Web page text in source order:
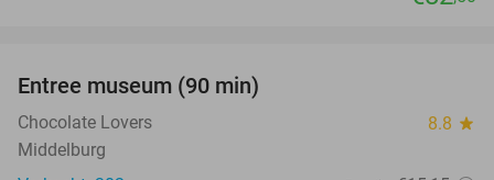
Entree museum (90 min)
Chocolate Lovers 8.8 star
Middelburg